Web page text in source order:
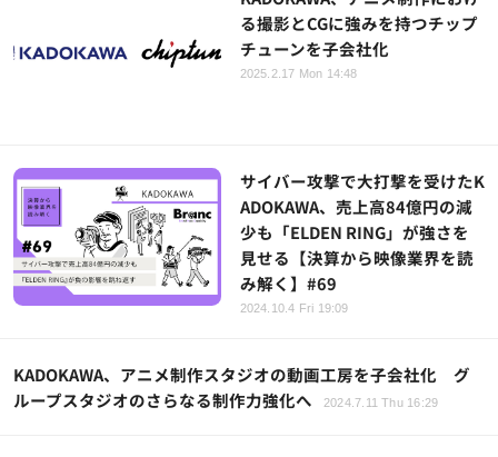
る撮影とCGに強みを持つチップ
チューンを子会社化
2025.2.17 Mon 14:48
サイバー攻撃で大打撃を受けたK
ADOKAWA、売上高84億円の減
少も「ELDEN RING」が強さを
見せる【決算から映像業界を読
み解く】#69
2024.10.4 Fri 19:09
KADOKAWA、アニメ制作スタジオの動画工房を子会社化 グ
ループスタジオのさらなる制作力強化へ
2024.7.11 Thu 16:29